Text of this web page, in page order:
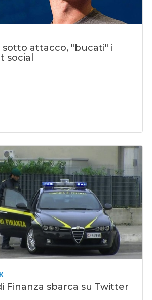
attacco, "bucati" i
social
Finanza sbarca su Twitter